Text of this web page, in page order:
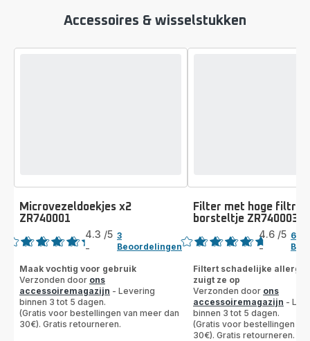
Accessoires & wisselstukken
Microvezeldoekjes x2
ZR740001
Beoordeling
4.3 /5
-
3
Beoordelingen
Maak vochtig voor gebruik
Verzonden door ons
accessoiremagazijn - Levering
binnen 3 tot 5 dagen.
(Gratis voor bestellingen van meer dan
30€). Gratis retourneren.
Filter met hoge
borsteltje ZR740003
Beoordeling
4.6 /5
-
61
Filtert schadelijke
zuigt ze op
Verzonden door ons
accessoiremagazijn -
binnen 3 tot 5 dagen.
(Gratis voor bestellingen
30€). Gratis retourneren.